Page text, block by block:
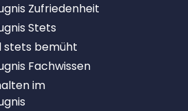
Zufriedenheit
Stets
stets bemüht
Fachwissen
im